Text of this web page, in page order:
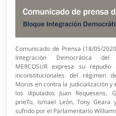
Comunicado de Prensa (18/05/
Integración Democrática
MERCOSUR expresa su
inconstitucionales del régimen
Moros en contra la judicialización y
los diputados Juan Requesens,
prieTo, Ismael León, Tony Geara
sufrido por el Parlamentario